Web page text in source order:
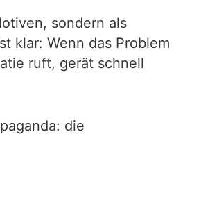
sondern als
klar: Wenn das Problem
ruft, gerät schnell
die